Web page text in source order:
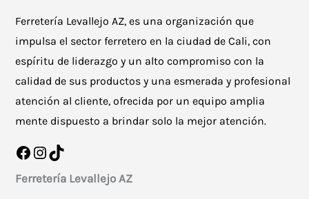
página
de
producto
página
de
producto
Ferretería Levallejo AZ, es una organización que
impulsa el sector ferretero en la ciudad de Cali, con
espíritu de liderazgo y un alto compromiso con la
calidad de sus productos y una esmerada y profesional
atención al cliente, ofrecida por un equipo amplia
mente dispuesto a brindar solo la mejor atención.
Facebook
Instagram
TikTok
Ferretería Levallejo AZ